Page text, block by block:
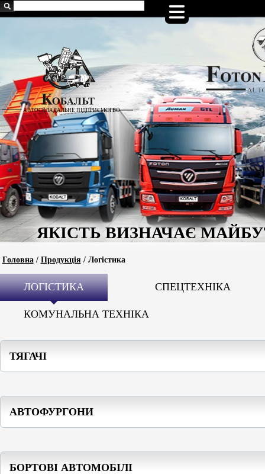
Головна/ Продукція / Логістика
ЛОГІСТИКА СПЕЦТЕХНІКА
КОМУНАЛЬНА ТЕХНІКА
ТЯГАЧІ
АВТОФУРГОНИ
БОРТОВІ АВТОМОБІЛІ